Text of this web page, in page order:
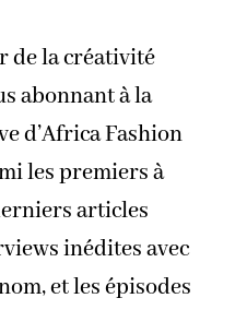
de la créativité
abonnant à la
d’Africa Fashion
les premiers à
articles
inédites avec
et les épisodes